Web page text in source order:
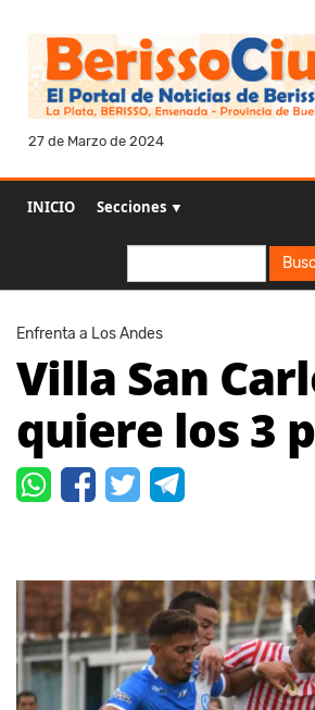
27 de Marzo de 2024
INICIO Secciones ▼
Enfrenta a Los Andes
Villa San
quiere los 3